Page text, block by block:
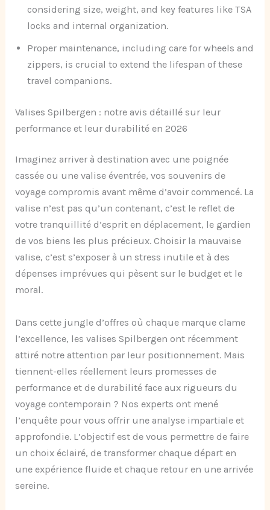
considering size, weight, and key features like TSA
locks and internal organization.
Proper maintenance, including care for wheels and
zippers, is crucial to extend the lifespan of these
travel companions.
Valises Spilbergen : notre avis détaillé sur leur
performance et leur durabilité en 2026
Imaginez arriver à destination avec une poignée
cassée ou une valise éventrée, vos souvenirs de
voyage compromis avant même d’avoir commencé. La
valise n’est pas qu’un contenant, c’est le reflet de
votre tranquillité d’esprit en déplacement, le gardien
de vos biens les plus précieux. Choisir la mauvaise
valise, c’est s’exposer à un stress inutile et à des
dépenses imprévues qui pèsent sur le budget et le
moral.
Dans cette jungle d’offres où chaque marque clame
l’excellence, les valises Spilbergen ont récemment
attiré notre attention par leur positionnement. Mais
tiennent-elles réellement leurs promesses de
performance et de durabilité face aux rigueurs du
voyage contemporain ? Nos experts ont mené
l’enquête pour vous offrir une analyse impartiale et
approfondie. L’objectif est de vous permettre de faire
un choix éclairé, de transformer chaque départ en
une expérience fluide et chaque retour en une arrivée
sereine.